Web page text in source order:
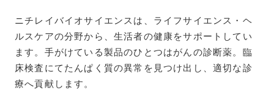
ニチレイバイオサイエンスは、ライフサイエンス・ヘ
ルスケアの分野から、生活者の健康をサポートしてい
ます。手がけている製品のひとつはがんの診断薬。臨
床検査にてたんぱく質の異常を見つけ出し、適切な診
療へ貢献します。